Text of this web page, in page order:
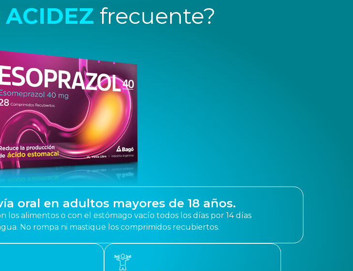
ACIDEZ frecuente?
oral en adultos mayores de 18 años.
alimentos o con el estómago vacío todos los días por 14 días
No rompa ni mastique los comprimidos recubiertos.